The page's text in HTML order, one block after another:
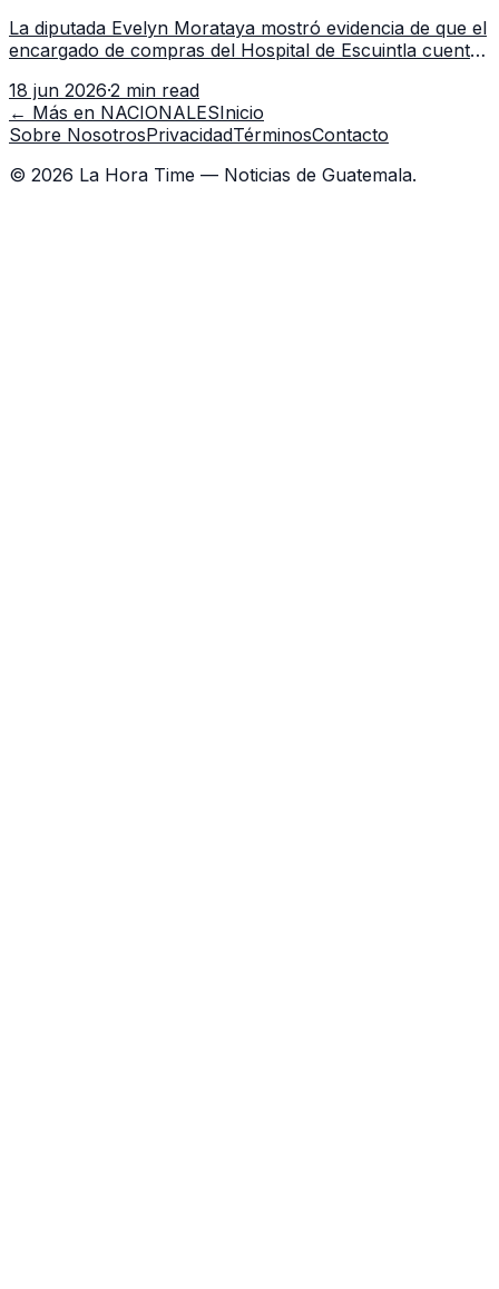
La diputada Evelyn Morataya mostró evidencia de que el
encargado de compras del Hospital de Escuintla cuenta
capacitación en la capital.
18 jun 2026·2 min read
← Más en NACIONALESInicio
Sobre NosotrosPrivacidadTérminosContacto
© 2026 La Hora Time — Noticias de Guatemala.